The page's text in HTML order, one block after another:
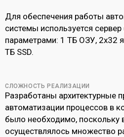
Для обеспечения работы
системы используется
параметрами: 1 ТБ ОЗУ, 2x32
ТБ SSD.
СЛОЖНОСТЬ РЕАЛИЗАЦИИ
Разработаны архитектурные
автоматизации процессов в
было необходимо, поскольку
осуществлялось множество